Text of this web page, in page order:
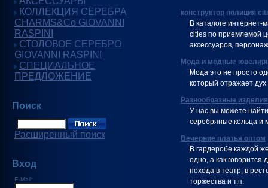
КОЛЛЕКЦИЯ СЕРЕБРА
CHARMS&Co GIOVANNI
RASPINI
СТОЛОВОЕ СЕРЕБРО
GIOVANNI RASPINI
СПЕЦИАЛЬНОЕ
ПРЕДЛОЖЕНИЕ
Поиск
Расширенный поиск
Вход
E-Mail:
конструктор полиция
В каталоге интернет-
cities по приемлемой
аксессуаров,
Мода и модные
Мода это не просто
который отражает
Разнообразные
У нас вы можете
серебряные кольца и
Вечерние платья оптом
В гардеробе каждой
одно, а как
похода в театр, в
торжества и т.п.